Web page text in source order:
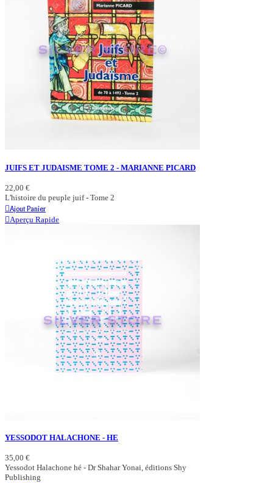
JUIFS ET JUDAISME TOME 2 - MARIANNE PICARD
22,00 €
L'histoire du peuple juif - Tome 2
Ajout Panier
Aperçu Rapide
YESSODOT HALACHONE - HE
35,00 €
Yessodot Halachone hé - Dr Shahar Yonai, éditions Shy
Publishing